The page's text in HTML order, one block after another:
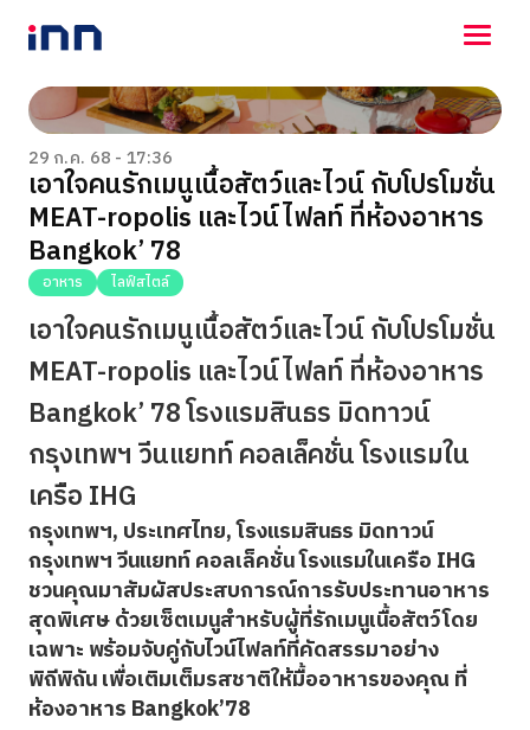
NEWS
ENTERTAINMENT
LIFESTYLE
HOROSCOPE
LOTTERY
VIDEO
ร่วมด้วยช่วยกัน
29 ก.ค. 68 - 17:36
เอาใจคนรักเมนูเนื้อสัตว์และไวน์ กับโปรโมชั่น
MEAT-ropolis และไวน์ไฟลท์ ที่ห้องอาหาร
Bangkok’ 78
อาหาร ไลฟ์สไตล์
เอาใจคนรักเมนูเนื้อสัตว์และไวน์ กับโปรโมชั่น
MEAT-ropolis และไวน์ไฟลท์ ที่ห้องอาหาร
Bangkok’ 78 โรงแรมสินธร มิดทาวน์
กรุงเทพฯ วีนแยทท์ คอลเล็คชั่น โรงแรมใน
เครือ IHG
กรุงเทพฯ, ประเทศไทย,โรงแรมสินธร มิดทาวน์
กรุงเทพฯ วีนแยทท์ คอลเล็คชั่น โรงแรมในเครือ IHG
ชวนคุณมาสัมผัสประสบการณ์การรับประทานอาหาร
สุดพิเศษ ด้วยเซ็ตเมนูสำหรับผู้ที่รักเมนูเนื้อสัตว์โดย
เฉพาะ พร้อมจับคู่กับไวน์ไฟลท์ที่คัดสรรมาอย่าง
พิถีพิถัน เพื่อเติมเต็มรสชาติให้มื้ออาหารของคุณ ที่
ห้องอาหาร Bangkok’78